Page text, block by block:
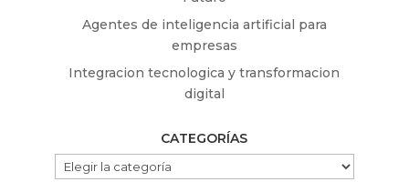
Agentes de inteligencia artificial para
empresas
Integracion tecnologica y transformacion
digital
CATEGORÍAS
CATEGORÍAS